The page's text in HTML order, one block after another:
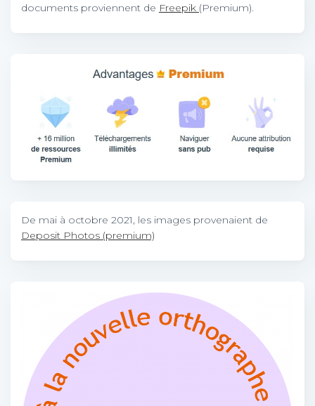
documents proviennent de Freepik (Premium).
De mai à octobre 2021, les images provenaient de
Deposit Photos (premium)